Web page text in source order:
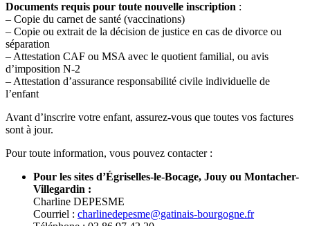
Documents requis pour toute nouvelle inscription :
– Copie du carnet de santé (vaccinations)
– Copie ou extrait de la décision de justice en cas de divorce ou
séparation
– Attestation CAF ou MSA avec le quotient familial, ou avis
d’imposition N-2
– Attestation d’assurance responsabilité civile individuelle de
l’enfant
Avant d’inscrire votre enfant, assurez-vous que toutes vos factures
sont à jour.
Pour toute information, vous pouvez contacter :
Pour les sites d’Égriselles-le-Bocage, Jouy ou Montacher-
Villegardin :
Charline DEPESME
Courriel : charlinedepesme@gatinais-bourgogne.fr